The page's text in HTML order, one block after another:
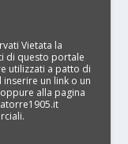
Vietata la
di questo portale
utilizzati a patto di
un link o un
alla pagina